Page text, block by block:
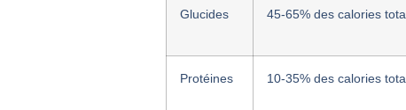
Glucides 45-65% des calories
Protéines 10-35% des calories